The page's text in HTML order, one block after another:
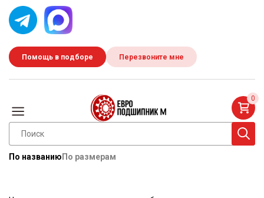
Помощь в подборе Перезвоните мне
По названию По размерам
0